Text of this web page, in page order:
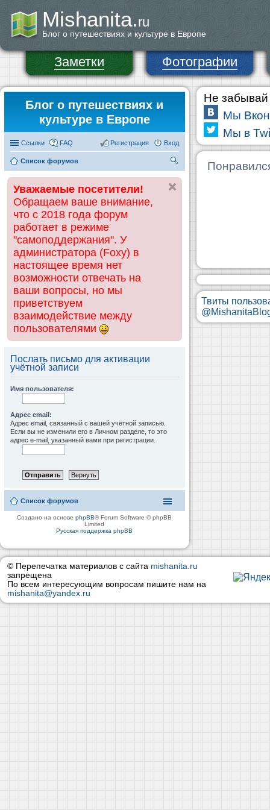
Mishanita.ru
Блог о путешествиях и культуре в Европе
Заметки Фотографии
Блог о путешествиях и
культуре в Европе
Ссылки FAQ Вход
Регистрация
Список форумов
ск
Уважаемые посетители!
Обращаем ваше внимание,
что с 2018 года форум
работает в режиме
"самоподдержания". У
администратора (Foxy) в
настоящее время нет
возможности отвечать на
ваши вопросы, но мы
приветствуем
взаимодействие между
пользователями
Послать письмо для активации
учётной записи
Имя пользователя:
Адрес email:
Адрес email, связанный с вашей учётной записью.
Если вы не изменили его в Личном разделе, то это
адрес e-mail, указанный вами при регистрации.
Список форумов
Создано на основеphpBB® Forum Software © phpBB
Limited
Русская поддержка phpBB
Не забывай
Мы
Мы в
Твиты
© Перепечатка материалов с сайта mishanita.ru
запрещена
По всем интересующим вопросам пишите нам на
mishanita@yandex.ru